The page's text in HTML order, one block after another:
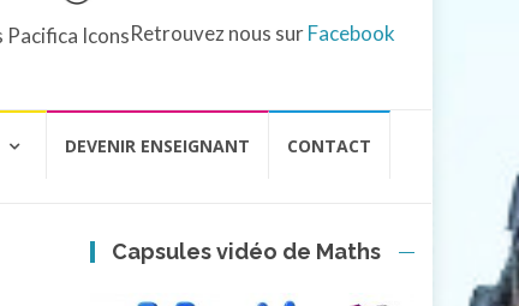
Retrouvez nous surFacebook
DEVENIR ENSEIGNANT CONTACT
Capsules vidéo de Maths